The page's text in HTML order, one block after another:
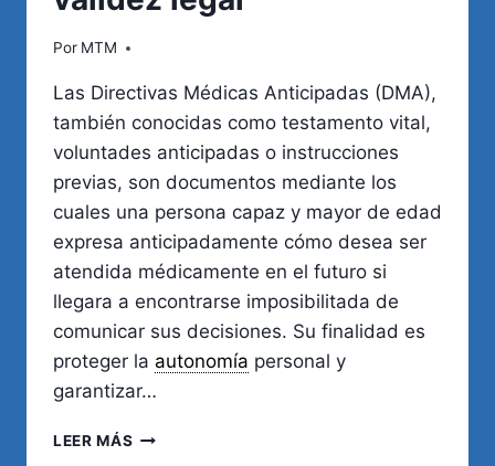
Por MTM
Las Directivas Médicas Anticipadas (DMA),
también conocidas como testamento vital,
voluntades anticipadas o instrucciones
previas, son documentos mediante los
cuales una persona capaz y mayor de edad
expresa anticipadamente cómo desea ser
atendida médicamente en el futuro si
llegara a encontrarse imposibilitada de
comunicar sus decisiones. Su finalidad es
proteger la autonomía personal y
garantizar…
LEER MÁS DIRECTIVAS